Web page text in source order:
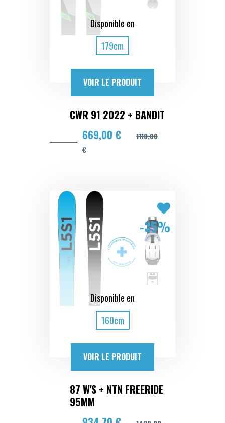
Disponible en
179cm
VOIR LE PRODUIT
CWR 91 2022 + BANDIT
669,00 €
1118,00
€
Disponible en
160cm
-35%
VOIR LE PRODUIT
87 W'S + NTN FREERIDE
95MM